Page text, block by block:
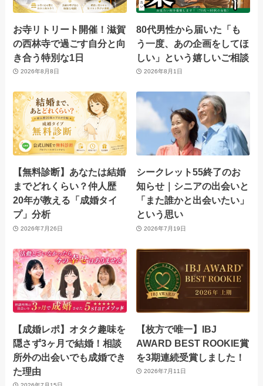
お寺リトリート開催！滋賀
の西林寺で過ごす自分と向
き合う特別な1日
2026年8月8日
80代男性から届いた「も
う一度、あの企画をしてほ
しい」という嬉しいご相談
2026年8月1日
【無料診断】あなたは結婚
までどれくらい？仲人歴
20年が教える「成婚タイ
プ」分析
2026年7月26日
シークレット55終了のお
知らせ｜シニアの出会いと
「また誰かと出会いたい」
という思い
2026年7月19日
【成婚レポ】オタク趣味を
隠さず3ヶ月で結婚！相談
所外の出会いでも成婚でき
た理由
【枚方で唯一】IBJ
AWARD BEST ROOKIE賞
を3期連続受賞しました！
2026年7月11日